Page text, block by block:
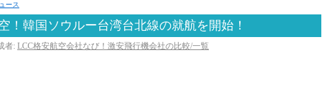
ース
！韓国ソウルー台湾台北線の就航を開始！
者: LCC格安航空会社なび！激安飛行機会社の比較/一覧